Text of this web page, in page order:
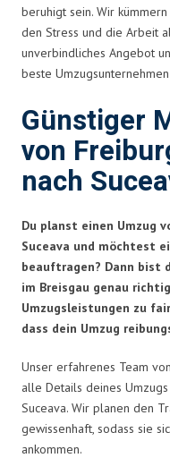
beruhigt sein. Wir
den Stress und die Arbeit
unverbindliches Angebot
beste
Günstiger
von
nach
Du planst einen Umzug
Suceava und möchtest
beauftragen? Dann bist
im Breisgau genau
Umzugsleistungen zu
dass dein Umzug
Unser erfahrenes Team
alle Details deines
Suceava. Wir planen den
gewissenhaft, sodass sie
ankommen.